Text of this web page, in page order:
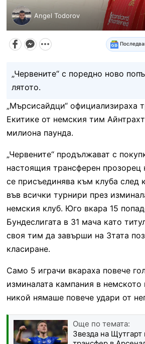
Angel Todorov
„Червените“ с поредно ново
лятото.
„Мърсисайдци“ официализираха
Екитике от немския тим
милиона паунда.
„Червените“ продължават с
настоящия трансферен прозорец
се присъединява към клуба след
във всички турнири през
немския клуб. Юго вкара 15
Бундеслигата в 31 мача като
своя тим да завърши на 3тата
класиране.
Само 5 играчи вкараха повече
изминалата кампания в немското
никой нямаше повече удари от
Още по темата:
Звезда на Щутгарт